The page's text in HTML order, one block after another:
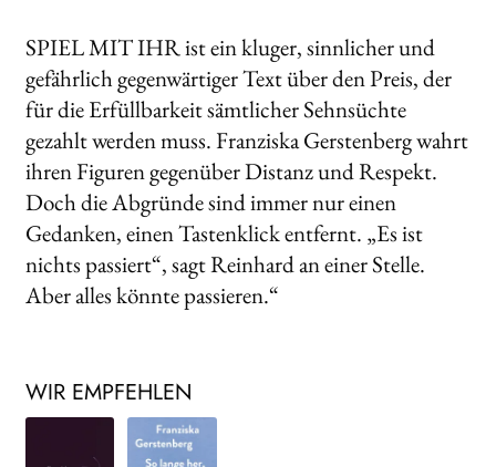
SPIEL MIT IHR ist ein kluger, sinnlicher und
gefährlich gegenwärtiger Text über den Preis, der
für die Erfüllbarkeit sämtlicher Sehnsüchte
gezahlt werden muss. Franziska Gerstenberg wahrt
ihren Figuren gegenüber Distanz und Respekt.
Doch die Abgründe sind immer nur einen
Gedanken, einen Tastenklick entfernt. „Es ist
nichts passiert“, sagt Reinhard an einer Stelle.
Aber alles könnte passieren.“
WIR EMPFEHLEN